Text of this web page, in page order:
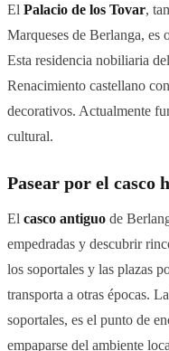
El Palacio de los Tovar,
Marqueses de Berlanga, es
Esta residencia nobiliaria
Renacimiento castellano
decorativos. Actualmente
cultural.
Pasear por el casco
El casco antiguo de
empedradas y descubrir
los soportales y las plazas
transporta a otras épocas.
soportales, es el punto de
empaparse del ambiente